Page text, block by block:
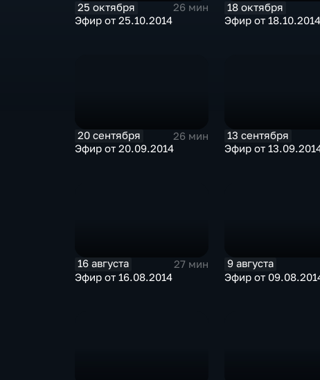
25 октября
26 мин
Эфир от 25.10.2014
18 октября
Эфир от 18.10.2014
20 сентября
26 мин
Эфир от 20.09.2014
13 сентября
Эфир от
16 августа
27 мин
Эфир от 16.08.2014
9 августа
Эфир от